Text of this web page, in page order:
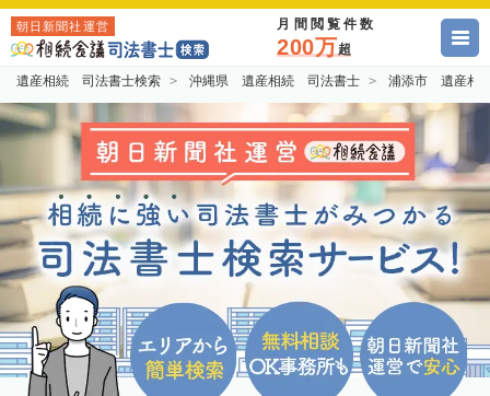
朝日新聞社運営 月間閲覧件数
200万超
遺産相続 司法書士検索 沖縄県 遺産相続 司法書士 浦添市 遺産相